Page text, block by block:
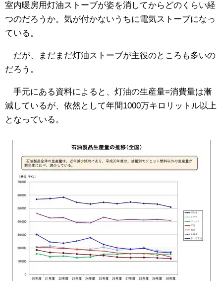
室内暖房用灯油ストーブが姿を消してからどのくらい経
つのだろうか。気が付かないうちに電気ストーブになっ
ている。
だが、まだまだ灯油ストーブが主役のところも多いの
だろう。
手元にある資料によると、灯油の生産量=消費量は漸
減しているが、依然として年間1000万キロリットル以上
となっている。